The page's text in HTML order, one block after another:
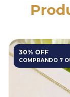
30% OFF
COMPRANDO 7